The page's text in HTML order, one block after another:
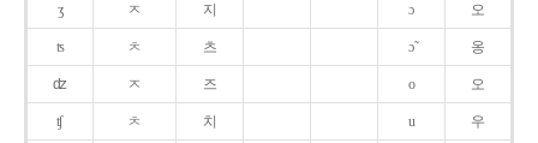
ʒ ㅈ 지 ɔ 오
ʦ ㅊ 츠 ɔ̃ 옹
ʣ ㅈ 즈 o 오
ʧ ㅊ 치 u 우